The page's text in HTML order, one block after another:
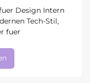
Design Intern
Tech-Stil,
fuer